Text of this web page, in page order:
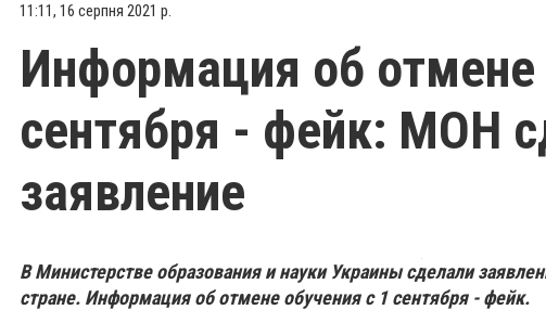
11:11, 16 серпня 2021 р.
Информация об отмене
сентября - фейк: МОН
заявление
В Министерстве образования и науки Украины сделали
стране. Информация об отмене обучения с 1 сентября - фейк.